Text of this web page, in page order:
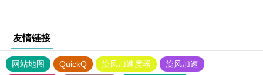
友情链接
网站地图 QuickQ 旋风加速度器
旋风加速